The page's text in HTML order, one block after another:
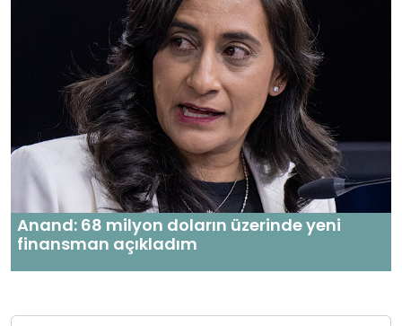
Anand: 68 milyon doların üzerinde yeni
finansman açıkladım